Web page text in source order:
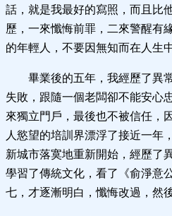
話，就是我最好的寫照，而且比
歷，一來懺悔前罪，二來警醒有
的年輕人，不要因無知而在人生
畢業後的五年，我經歷了異
失敗，跟隨一個老闆卻不能安心
來獨立門戶，最後也不被信任，
人慾望的培訓界漂浮了接近一年
新城市落寞地重新開始，經歷了
學習了傳統文化，看了《俞淨意
七，才逐漸明白，懺悔改過，然